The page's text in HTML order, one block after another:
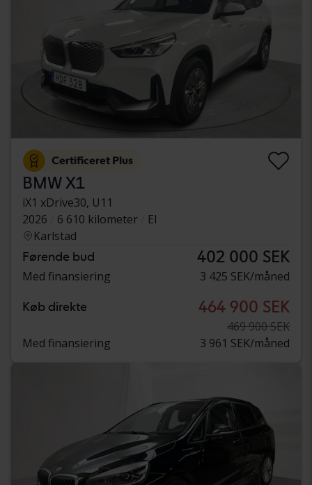
Certificeret Plus
BMW X1
iX1 xDrive30, U11
2026
6 610 kilometer
El
Karlstad
Førende bud 402 000 SEK
Med finansiering 3 425 SEK/måned
Køb direkte 464 900 SEK
469 900 SEK
Med finansiering
3 961 SEK/måned